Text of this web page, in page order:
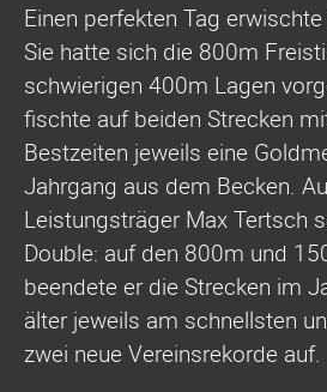
Einen perfekten Tag
Sie hatte sich die 800m
schwierigen 400m Lagen
fischte auf beiden Strecken
Bestzeiten jeweils eine
Jahrgang aus dem Becken.
Leistungsträger Max Tertsch
Double: auf den 800m und
beendete er die Strecken im
älter jeweils am schnellsten
zwei neue Vereinsrekorde auf.